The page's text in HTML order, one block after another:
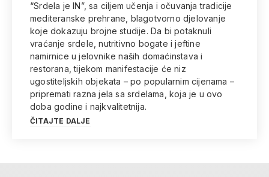
“Srdela je IN”, sa ciljem učenja i očuvanja tradicije
mediteranske prehrane, blagotvorno djelovanje
koje dokazuju brojne studije. Da bi potaknuli
vraćanje srdele, nutritivno bogate i jeftine
namirnice u jelovnike naših domaćinstava i
restorana, tijekom manifestacije će niz
ugostiteljskih objekata – po popularnim cijenama –
pripremati razna jela sa srdelama, koja je u ovo
doba godine i najkvalitetnija.
ČITAJTE DALJE